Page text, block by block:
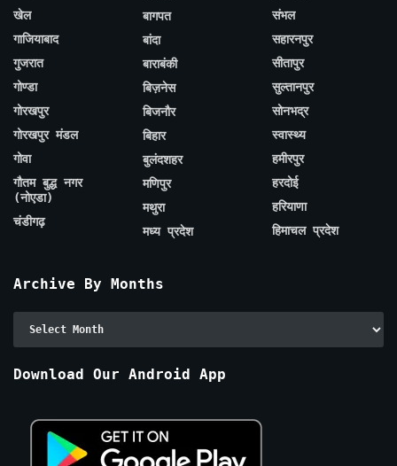
खेल
गाजियाबाद
गुजरात
गोण्डा
गोरखपुर
गोरखपुर मंडल
गोवा
गौतम बुद्ध नगर
(नोएडा)
चंडीगढ़
बागपत
बांदा
बाराबंकी
बिज़नेस
बिजनौर
बिहार
बुलंदशहर
मणिपुर
मथुरा
मध्य प्रदेश
संभल
सहारनपुर
सीतापुर
सुल्तानपुर
सोनभद्र
स्वास्थ्य
हमीरपुर
हरदोई
हरियाणा
हिमाचल प्रदेश
Archive By Months
Download Our Android App